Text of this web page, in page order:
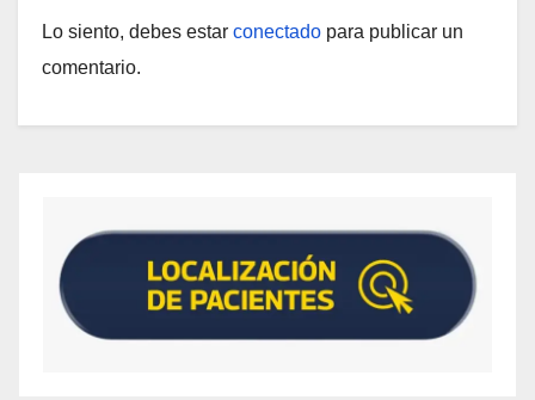
Lo siento, debes estar conectado para publicar un
comentario.